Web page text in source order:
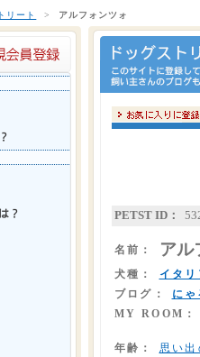
リート > アルフォンツォ
PETST ID：
名前： アル
犬種：
イタ
ブログ：
に
MY ROOM：
年齢：
思い